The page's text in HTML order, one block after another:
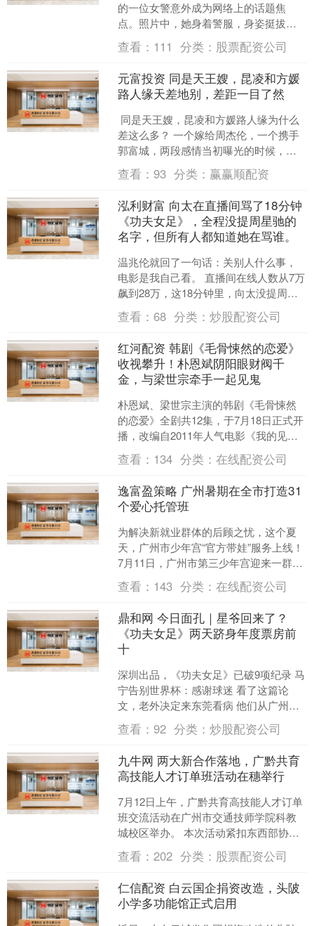
的一位女警意外成为网络上的话题焦
点。照片中，她身着警服，身姿挺拔，
眉眼之间的神韵让人瞬间想起上世纪90
年代香港女星邱淑贞在电影....
查看： 111 分类： 股票配资公司
元富投资 同是天王嫂，昆凌和方媛
路人缘天差地别，差距一目了然
同是天王嫂，昆凌和方媛路人缘为什么
差这么多？ 一个嫁给周杰伦，一个携手
郭富城，两段感情当初曝光的时候，都
掀起过不小的讨论。两个人婚前都是模
特，没有大红大紫的名....
查看：93 分类： 赢赢顺配资
泓利财富 向太在直播间骂了18分钟
《功夫女足》，全程没提周星驰的
名字，但所有人都知道她在骂谁。
温兆伦就回了一句话：关别人什么事，
电影是我自己看。 直播间在线人数从7万
飙到28万，这18分钟里，向太没提周星
驰3个字，可弹幕里刷的全是这3个字。
成交额涨了百....
查看：68 分类：炒股配资公司
红河配资 韩剧《毛骨悚然的恋爱》
收视攀升！朴恩斌阴阳眼财阀千
金，与梁世宗牵手一起见鬼
朴恩斌、梁世宗主演的韩剧《毛骨悚然
的恋爱》全剧共12集，于7月18日正式开
播，改编自2011年人气电影《我的见鬼
女友》，结合奇幻、惊悚、爱情与喜剧
元素，打造今夏....
查看： 134 分类：在线配资公司
逸富盈策略 广州暑期在全市打造31
个爱心托管班
为解决新就业群体的后顾之忧，这个夏
天，广州市少年宫“官方带娃”服务上线！
7月11日，广州市第三少年宫迎来一群特
别的学员。当天，“共青团·伙伴计划”羊城
星光有爱....
查看： 143 分类：在线配资公司
鼎和网 今日面孔｜星爷回来了？
《功夫女足》两天跻身年度票房前
十
深圳出品，《功夫女足》已破9项纪录 马
宁告别世界杯：感谢球迷 看了这篇论
文，老外决定来东莞看病 他们从广州出
发，为中国村镇拍纪录片 太空实验怎么
做？黎家盈在线更....
查看：92 分类：炒股配资公司
九牛网 两大新合作落地，广黔共育
高技能人才订单班活动在穗举行
7月12日上午，广黔共育高技能人才订单
班交流活动在广州市交通技师学院科教
城校区举办。 本次活动紧扣东西部协作
与广东省“百千万工程”部署，系统展
示“广交·黔英班”....
查看：202 分类： 股票配资公司
仁信配资 白云国企捐资改造，头陂
小学多功能馆正式启用